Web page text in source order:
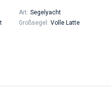
Art: Segelyacht
Großsegel: Volle Latte